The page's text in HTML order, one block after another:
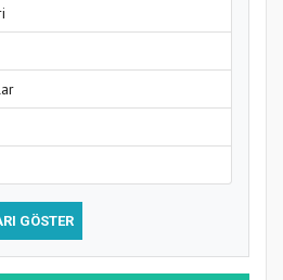
ve Gençlik Konferansı
GÖSTER